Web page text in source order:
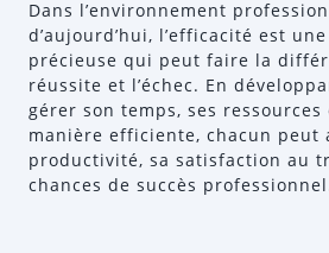
Dans l’environnement
d’aujourd’hui, l’efficacité est
précieuse qui peut faire la
réussite et l’échec. En
gérer son temps, ses ressources
manière efficiente, chacun peut
productivité, sa satisfaction au
chances de succès